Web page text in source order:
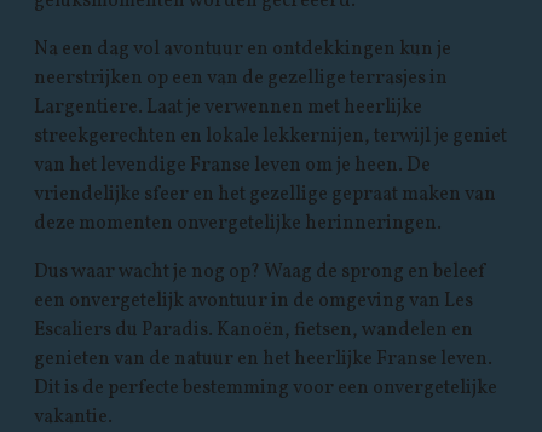
Na een dag vol avontuur en ontdekkingen kun je
neerstrijken op een van de gezellige terrasjes in
Largentiere. Laat je verwennen met heerlijke
streekgerechten en lokale lekkernijen, terwijl je geniet
van het levendige Franse leven om je heen. De
vriendelijke sfeer en het gezellige gepraat maken van
deze momenten onvergetelijke herinneringen.
Dus waar wacht je nog op? Waag de sprong en beleef
een onvergetelijk avontuur in de omgeving van Les
Escaliers du Paradis. Kanoën, fietsen, wandelen en
genieten van de natuur en het heerlijke Franse leven.
Dit is de perfecte bestemming voor een onvergetelijke
vakantie.